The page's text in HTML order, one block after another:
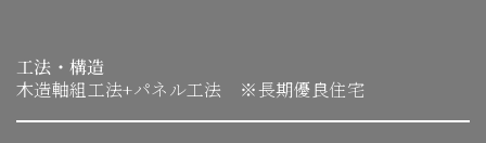
工法・構造
木造軸組工法+パネル工法 ※長期優良住宅